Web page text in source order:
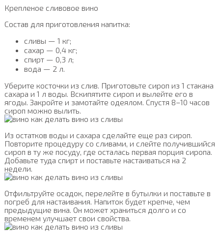
Крепленое сливовое вино
Состав для приготовления напитка:
сливы — 1 кг;
сахар — 0,4 кг;
спирт — 0,3 л;
вода — 2 л.
Уберите косточки из слив. Приготовьте сироп из 1 стакана
сахара и 1 л воды. Вскипятите сироп и вылейте его в
ягоды. Закройте и замотайте одеялом. Спустя 8–10 часов
сироп можно вылить.
Из остатков воды и сахара сделайте еще раз сироп.
Повторите процедуру со сливами, и слейте получившийся
сироп в ту же посуду, где осталась первая порция сиропа.
Добавьте туда спирт и поставьте настаиваться на 2
недели.
Отфильтруйте осадок, перелейте в бутылки и поставьте в
погреб для настаивания. Напиток будет крепче, чем
предыдущие вина. Он может храниться долго и со
временем улучшает свои свойства.